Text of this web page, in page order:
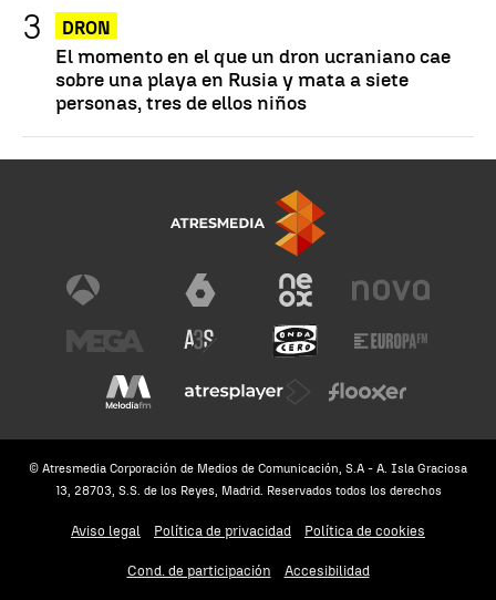
DRON
El momento en el que un dron ucraniano cae
sobre una playa en Rusia y mata a siete
personas, tres de ellos niños
© Atresmedia Corporación de Medios de Comunicación, S.A - A. Isla Graciosa
13, 28703, S.S. de los Reyes, Madrid. Reservados todos los derechos
Aviso legal Política de privacidad Política de cookies
Cond. de participación Accesibilidad